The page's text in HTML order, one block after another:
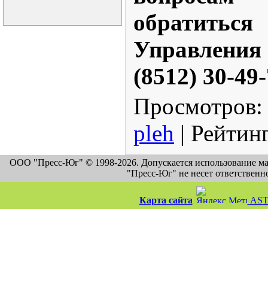
(8512) 30-
Просмотров
pleh |
ООО "Пресс-Юг" © 1998-2026. Допускается использование
"Пресс-Юг" не несет
Карта сайта